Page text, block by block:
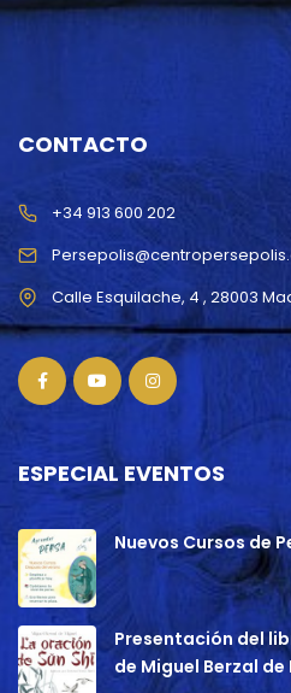
CONTACTO
+34 913 600 202
ESPECIAL EVENTOS
Nuevos Cursos de
Presentación del
de Miguel Berzal de